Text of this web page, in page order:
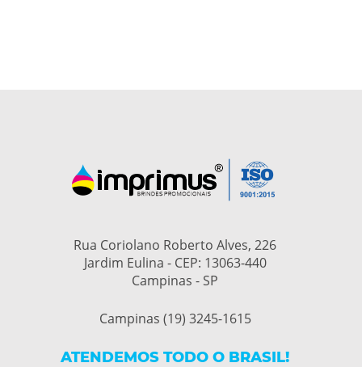
Rua Coriolano Roberto Alves, 226
Jardim Eulina - CEP: 13063-440
Campinas - SP
Campinas (19) 3245-1615
ATENDEMOS TODO O BRASIL!